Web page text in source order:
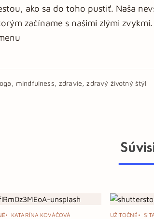
ako sa do toho pustiť. Naša
začíname s našimi zlými
mindfulness, zdravie, zdravý životný štýl
KATARÍNA KOVÁČOVÁ
UŽITOČNÉ